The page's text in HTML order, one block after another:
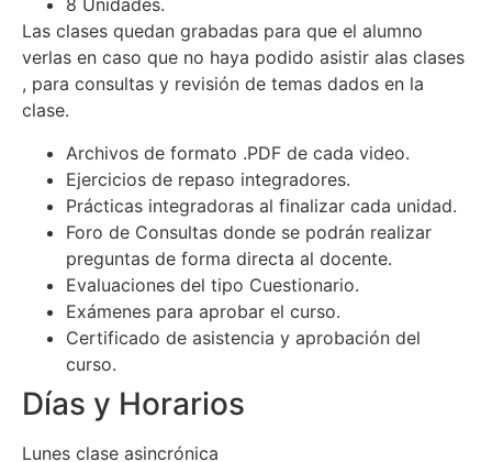
8 Unidades.
Las clases quedan grabadas para que el alumno
verlas en caso que no haya podido asistir alas clases
, para consultas y revisión de temas dados en la
clase.
Archivos de formato .PDF de cada video.
Ejercicios de repaso integradores.
Prácticas integradoras al finalizar cada unidad.
Foro de Consultas donde se podrán realizar
preguntas de forma directa al docente.
Evaluaciones del tipo Cuestionario.
Exámenes para aprobar el curso.
Certificado de asistencia y aprobación del
curso.
Días y Horarios
Lunes clase asincrónica